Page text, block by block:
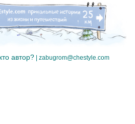
кто автор? | zabugrom@chestyle.com